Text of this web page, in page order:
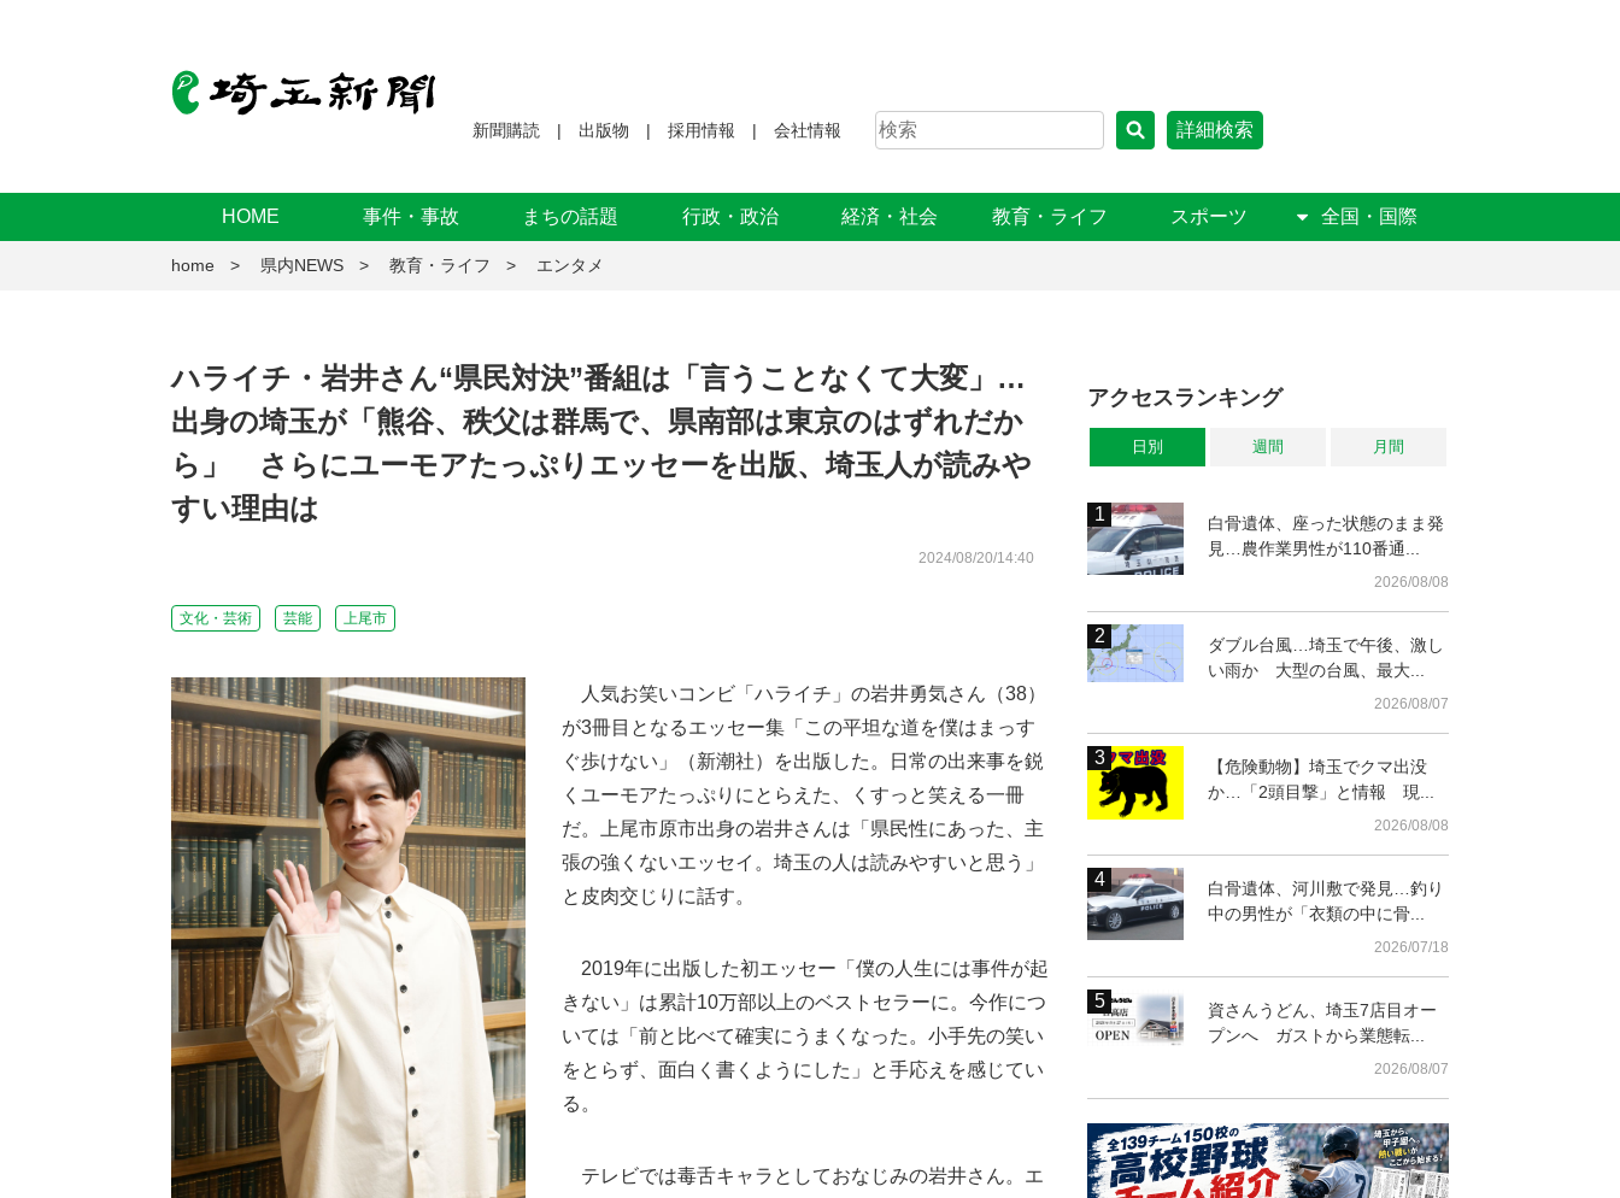
新聞購読 出版物 採用情報 会社情報 詳細検索
HOME 事件・事故 まちの話題 行政・政治 経済・社会 教育・ライフ スポーツ 全国・国際
home 県内NEWS 教育・ライフ エンタメ
ハライチ・岩井さん“県民対決”番組は「言うことなくて大変」…
出身の埼玉が「熊谷、秩父は群馬で、県南部は東京のはずれだか
ら」 さらにユーモアたっぷりエッセーを出版、埼玉人が読みや
すい理由は
2024/08/20/14:40
文化・芸術 芸能 上尾市
人気お笑いコンビ「ハライチ」の岩井勇気さん（38）
が3冊目となるエッセー集「この平坦な道を僕はまっす
ぐ歩けない」（新潮社）を出版した。日常の出来事を鋭
くユーモアたっぷりにとらえた、くすっと笑える一冊
だ。上尾市原市出身の岩井さんは「県民性にあった、主
張の強くないエッセイ。埼玉の人は読みやすいと思う」
と皮肉交じりに話す。
2019年に出版した初エッセー「僕の人生には事件が起
きない」は累計10万部以上のベストセラーに。今作につ
いては「前と比べて確実にうまくなった。小手先の笑い
をとらず、面白く書くようにした」と手応えを感じてい
る。
テレビでは毒舌キャラとしておなじみの岩井さん。エ
アクセスランキング
日別 週間 月間
白骨遺体、座った状態のまま発
見…農作業男性が110番通...
2026/08/08
ダブル台風…埼玉で午後、激し
い雨か 大型の台風、最大...
2026/08/07
【危険動物】埼玉でクマ出没
か…「2頭目撃」と情報 現...
2026/08/08
白骨遺体、河川敷で発見…釣り
中の男性が「衣類の中に骨...
2026/07/18
資さんうどん、埼玉7店目オー
プンへ ガストから業態転...
2026/08/07